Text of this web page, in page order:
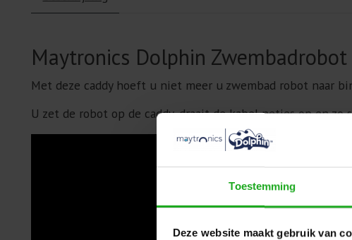
Toestemming
Deze website maakt gebruik van
Maytronics Dolphin
Met deze caddy hoeft u niet meer u zwembad robot naar
U zet de robot op de caddy, draait de kabel netjes op en